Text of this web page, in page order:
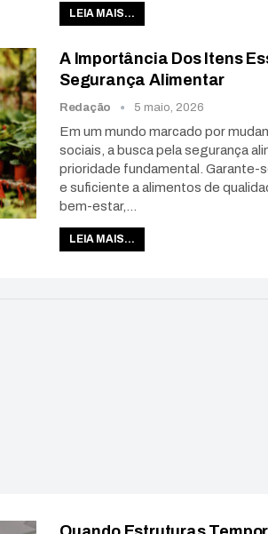
LEIA MAIS...
A Importância Dos Itens
Segurança Alimentar
Redação 5 maio, 2026
Em um mundo marcado por
sociais, a busca pela segurança
prioridade fundamental. Garante-
e suficiente a alimentos de
bem-estar,
LEIA MAIS...